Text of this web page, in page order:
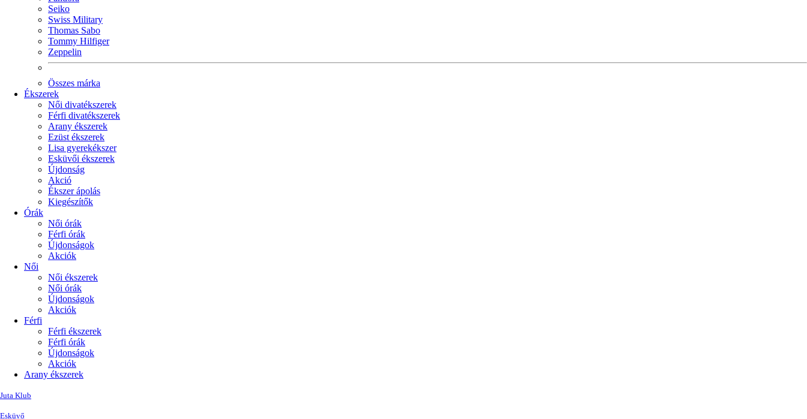
Seiko
Swiss Military
Thomas Sabo
Tommy Hilfiger
Zeppelin
Összes márka
Ékszerek
Női divatékszerek
Férfi divatékszerek
Arany ékszerek
Ezüst ékszerek
Lisa gyerekékszer
Esküvői ékszerek
Újdonság
Akció
Ékszer ápolás
Kiegészítők
Órák
Női órák
Férfi órák
Újdonságok
Akciók
Női
Női ékszerek
Női órák
Újdonságok
Akciók
Férfi
Férfi ékszerek
Férfi órák
Újdonságok
Akciók
Arany ékszerek
Juta Klub
Esküvő